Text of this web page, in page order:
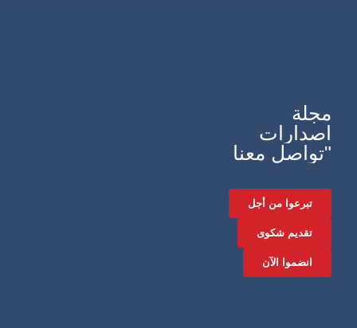
مجلة
اصدارات
"تواصل معنا
تبرعوا من أجل
تقديم شكوى
انضموا الآن